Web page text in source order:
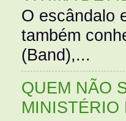
O escândalo
também
(Band),...
QUEM NÃO
MINISTÉRIO